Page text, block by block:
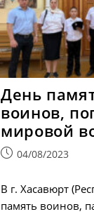
День
воинов,
мировой
Запись04/08/2023
В г. Хасавюрт
память воинов,